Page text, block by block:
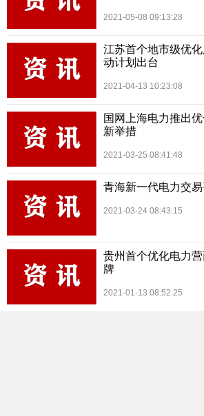
2021-05-08 09:13:28
江苏首个地市级优
动计划出台
2021-04-13 10:23:08
国网上海电力推出
新举措
2021-03-25 08:41:48
青海新一代电力交
2021-03-24 08:43:15
贵州首个优化电力
牌
2021-01-13 08:52:25